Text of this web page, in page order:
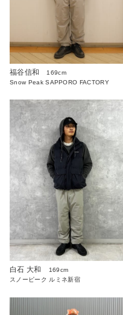
福谷信和
169cm
Snow Peak SAPPORO FACTORY
白石 大和
169cm
スノーピーク ルミネ新宿